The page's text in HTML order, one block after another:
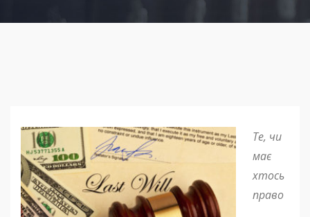
Те, чи
має
хтось
право